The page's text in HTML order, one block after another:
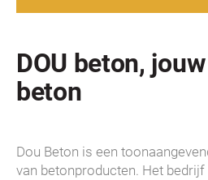
DOU beton,
beton
Dou Beton is een
van betonproducten. Het